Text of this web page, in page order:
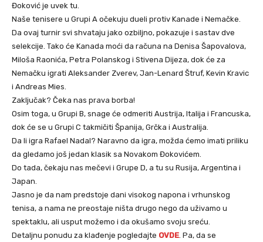
Đoković je uvek tu.
Naše tenisere u Grupi A očekuju dueli protiv Kanade i Nemačke.
Da ovaj turnir svi shvataju jako ozbiljno, pokazuje i sastav dve
selekcije. Tako će Kanada moći da računa na Denisa Šapovalova,
Miloša Raonića, Petra Polanskog i Stivena Dijeza, dok će za
Nemačku igrati Aleksander Zverev, Jan-Lenard Štruf, Kevin Kravic
i Andreas Mies.
Zaključak? Čeka nas prava borba!
Osim toga, u Grupi B, snage će odmeriti Austrija, Italija i Francuska,
dok će se u Grupi C takmičiti Španija, Grčka i Australija.
Da li igra Rafael Nadal? Naravno da igra, možda ćemo imati priliku
da gledamo još jedan klasik sa Novakom Đokovićem.
Do tada, čekaju nas mečevi i Grupe D, a tu su Rusija, Argentina i
Japan.
Jasno je da nam predstoje dani visokog napona i vrhunskog
tenisa, a nama ne preostaje ništa drugo nego da uživamo u
spektaklu, ali usput možemo i da okušamo svoju sreću.
Detaljnu ponudu za klađenje pogledajte OVDE . Pa, da se